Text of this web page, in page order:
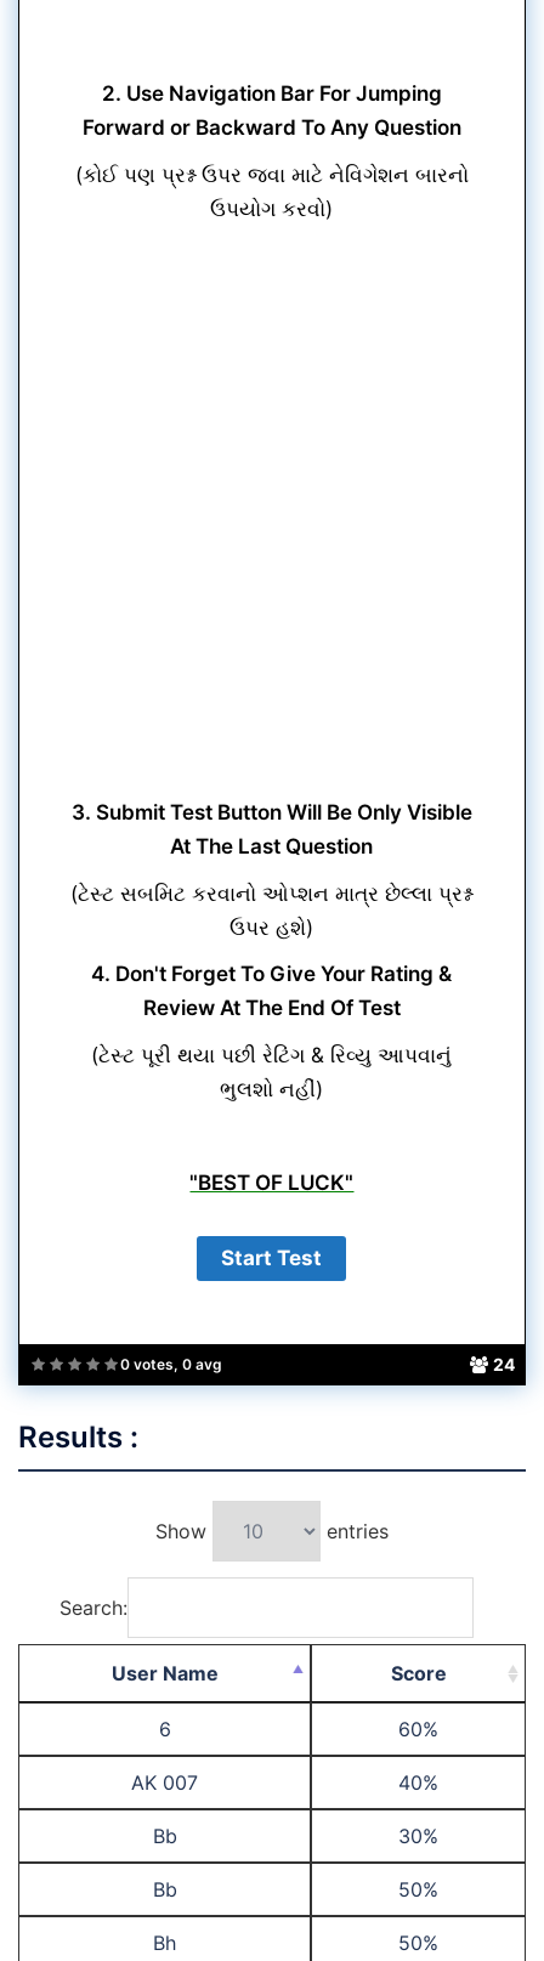
0 votes, 0 avg 24
2. Use Navigation Bar For Jumping
Forward or Backward To Any Question
(કોઈ પણ પ્રશ્ન ઉપર જવા માટે નેવિગેશન બારનો
ઉપયોગ કરવો)
3. Submit Test Button Will Be Only Visible
At The Last Question
(ટેસ્ટ સબમિટ કરવાનો ઓપ્શન માત્ર છેલ્લા પ્રશ્ન
ઉપર હશે)
4. Don't Forget To Give Your Rating &
Review At The End Of Test
(ટેસ્ટ પૂરી થયા પછી રેટિંગ & રિવ્યુ આપવાનું
ભુલશો નહીં)
"BEST OF LUCK"
Results :
Show entries
Search:
User Name Score
6 60%
AK 007 40%
Bb 30%
Bb 50%
Bh 50%